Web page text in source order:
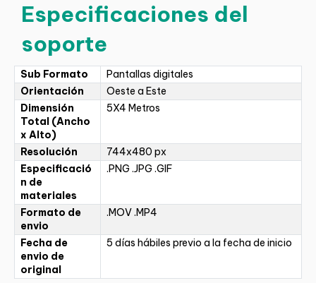
Especificaciones del
soporte
Sub Formato
Pantallas digitales
Orientación
Oeste a Este
Dimensión
Total (Ancho
x Alto)
5X4 Metros
Resolución
744x480 px
Especificació
n de
materiales
.PNG .JPG .GIF
Formato de
envio
.MOV .MP4
Fecha de
envio de
original
5 días hábiles previo a la fecha de inicio